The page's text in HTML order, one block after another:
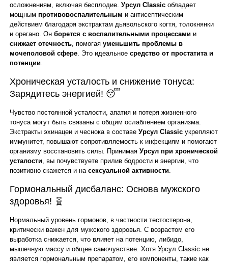
осложнениям, включая бесплодие.Урсул Classic обладает
мощнымпротивовоспалительным и антисептическим
действием благодаря экстрактам дьявольского когтя, толокнянки
и орегано. Онборется с воспалительными процессами и
снижает отечность , помогаяуменьшить проблемы в
мочеполовой сфере . Это идеальноесредство от простатита и
потенции
Хроническая усталость и снижение тонуса:
Зарядитесь энергией! 😴
Чувство постоянной усталости, апатия и потеря жизненного
тонуса могут быть связаны с общим ослаблением организма.
Экстракты эхинацеи и чеснока в составеУрсул Classic укрепляют
иммунитет, повышают сопротивляемость к инфекциям и помогают
организму восстановить силы. ПринимаяУрсул при хронической
усталости , вы почувствуете прилив бодрости и энергии, что
позитивно скажется и насексуальной активности
Гормональный дисбаланс: Основа мужского
здоровья! 🧬
Нормальный уровень гормонов, в частности тестостерона,
критически важен для мужского здоровья. С возрастом его
выработка снижается, что влияет на потенцию, либидо,
мышечную массу и общее самочувствие. Хотя Урсул Classic не
является гормональным препаратом, его компоненты, такие как